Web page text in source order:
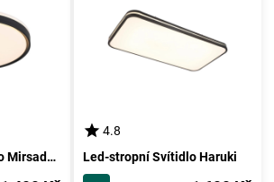
Stropní LED svítidlo Mirsada, Ovládaní Smartfonem
4.8
Led-stropní Svítidlo Haruki